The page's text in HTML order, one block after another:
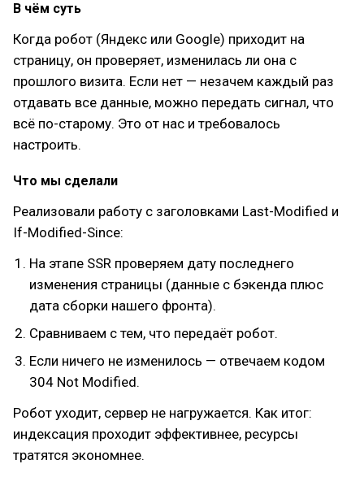
В чём суть
Когда робот (Яндекс или Google) приходит на
страницу, он проверяет, изменилась ли она с
прошлого визита. Если нет — незачем каждый раз
отдавать все данные, можно передать сигнал, что
всё по-старому. Это от нас и требовалось
настроить.
Что мы сделали
Реализовали работу с заголовками Last-Modified и
If-Modified-Since:
На этапе SSR проверяем дату последнего
изменения страницы (данные с бэкенда плюс
дата сборки нашего фронта).
Сравниваем с тем, что передаёт робот.
Если ничего не изменилось — отвечаем кодом
304 Not Modified.
Робот уходит, сервер не нагружается. Как итог:
индексация проходит эффективнее, ресурсы
тратятся экономнее.